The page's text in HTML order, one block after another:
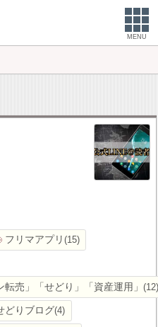
MENU
フリマアプリ 15
転売」「せどり」「資産運用」 12
どりブログ 4